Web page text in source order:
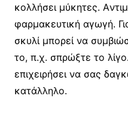
κολλήσει μύκητες.
φαρμακευτική αγωγή.
σκυλί μπορεί να
το, π.χ. σπρώξτε το
επιχειρήσει να σας
κατάλληλο.